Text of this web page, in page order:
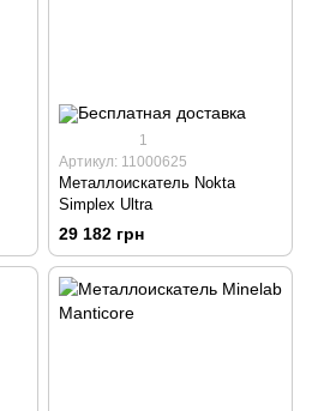
1
Артикул: 11000625
Металлоискатель Nokta
Simplex Ultra
29 182 грн